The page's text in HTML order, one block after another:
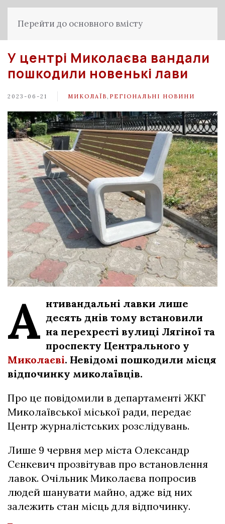
Перейти до основного вмісту
У центрі Миколаєва вандали
пошкодили новенькі лави
2023-06-21 МИКОЛАЇВ РЕГІОНАЛЬНІ НОВИНИ
А нтивандальні лавки лише
десять днів тому встановили
на перехресті вулиці Лягіної та
проспекту Центрального у
Миколаєві. Невідомі пошкодили місця
відпочинку миколаївців.
Про це повідомили в департаменті ЖКГ
Миколаївської міської ради, передає
Центр журналістських розслідувань.
Лише 9 червня мер міста Олександр
Сєнкевич прозвітував про встановлення
лавок. Очільник Миколаєва попросив
людей шанувати майно, адже від них
залежить стан місць для відпочинку.